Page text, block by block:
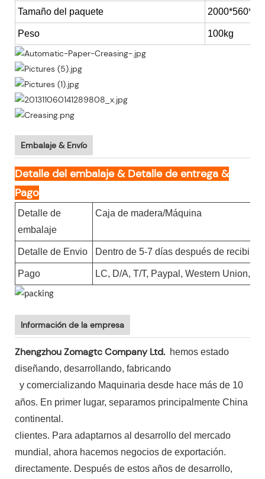
Tamaño del paquete
Peso 100kg
Embalaje & Envío
Detalle del embalaje & Detalle de entrega &
Pago
Detalle de
embalaje
Caja de madera/Máquina
Detalle de Envio Dentro de 5-7 días después de recibir el
Pago LC, D/A, T/T, Paypal, Western Union,
Información de la empresa
Zhengzhou Zomagtc Company Ltd. hemos estado
diseñando, desarrollando, fabricando
y comercializando Maquinaria desde hace más de 10
años. En primer lugar, separamos principalmente China
continental.
clientes. Para adaptarnos al desarrollo del mercado
mundial, ahora hacemos negocios de exportación.
directamente. Después de estos años de desarrollo,